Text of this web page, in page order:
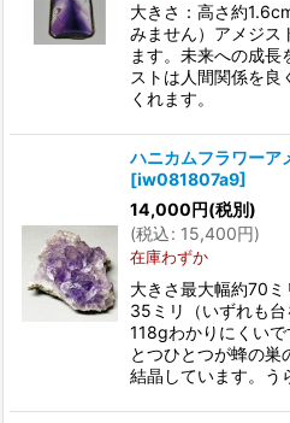
大きさ：高さ約
みません）アメジス
ます。未来への成長
ストは人間関係を良
くれます。
ハニカムフラワー
[iw081807a9]
14,000円(税別)
(税込: 15,400円)
在庫わずか
大きさ最大幅約70
35ミリ（いずれも
118gわかりにくい
とつひとつが蜂の巣
結晶しています。う